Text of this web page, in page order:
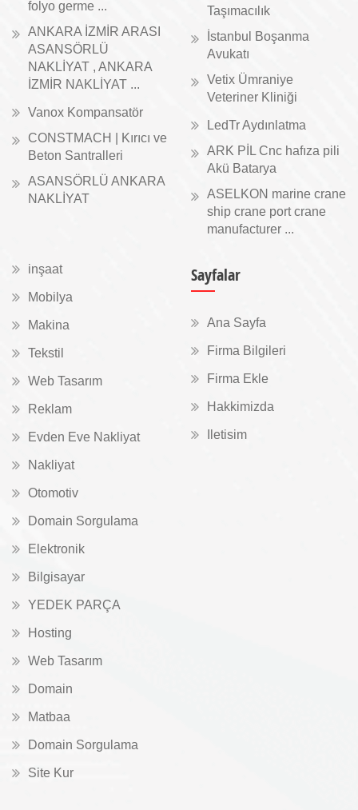
folyo germe ...
ANKARA İZMİR ARASI
ASANSÖRLÜ
NAKLİYAT , ANKARA
İZMİR NAKLİYAT ...
Vanox Kompansatör
CONSTMACH | Kırıcı ve
Beton Santralleri
ASANSÖRLÜ ANKARA
NAKLİYAT
Taşımacılık
İstanbul Boşanma
Avukatı
Vetix Ümraniye
Veteriner Kliniği
LedTr Aydınlatma
ARK PİL Cnc hafıza pili
Akü Batarya
ASELKON marine crane
ship crane port crane
manufacturer ...
inşaat
Mobilya
Makina
Tekstil
Web Tasarım
Reklam
Evden Eve Nakliyat
Nakliyat
Otomotiv
Domain Sorgulama
Elektronik
Bilgisayar
YEDEK PARÇA
Hosting
Web Tasarım
Domain
Matbaa
Domain Sorgulama
Site Kur
Sayfalar
Ana Sayfa
Firma Bilgileri
Firma Ekle
Hakkimizda
Iletisim